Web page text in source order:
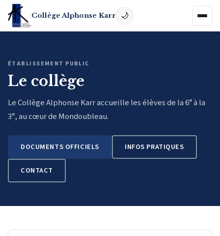
Collège Alphonse Karr
ÉTABLISSEMENT PUBLIC
Le collège
Le Collège Alphonse Karr accueille les élèves de la 6ᵉ à la
3ᵉ, au cœur de Mondoubleau.
DOCUMENTS OFFICIELS INFOS PRATIQUES
CONTACT